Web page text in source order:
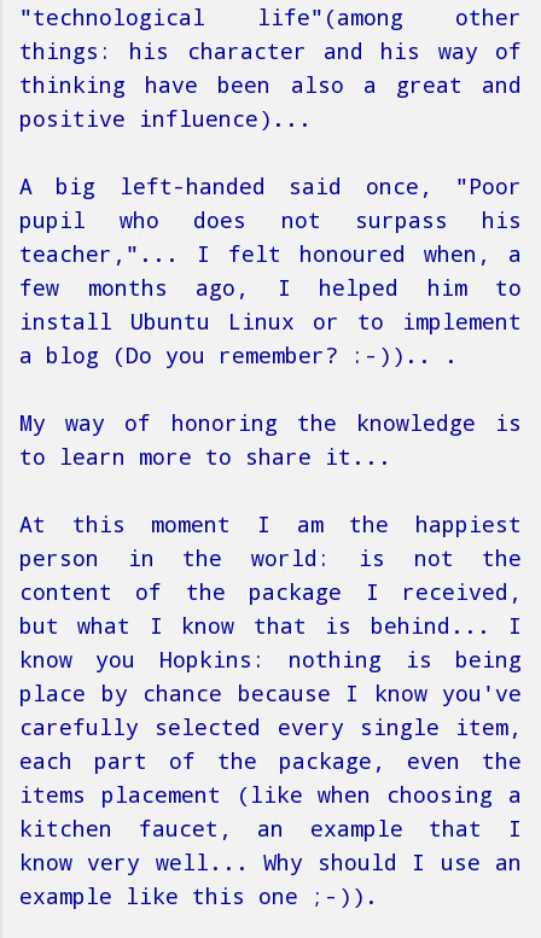
"technological life"(among other
things: his character and his way of
thinking have been also a great and
positive influence)...
A big left-handed said once, "Poor
pupil who does not surpass his
teacher,"... I felt honoured when, a
few months ago, I helped him to
install Ubuntu Linux or to implement
a blog (Do you remember? :-)).. .
My way of honoring the knowledge is
to learn more to share it...
At this moment I am the happiest
person in the world: is not the
content of the package I received,
but what I know that is behind... I
know you Hopkins: nothing is being
place by chance because I know you've
carefully selected every single item,
each part of the package, even the
items placement (like when choosing a
kitchen faucet, an example that I
know very well... Why should I use an
example like this one ;-)).